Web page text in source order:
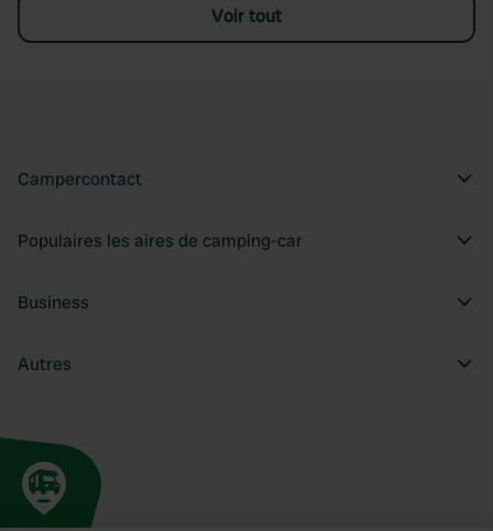
Voir tout
Campercontact
Populaires les aires de camping-car
Business
Autres